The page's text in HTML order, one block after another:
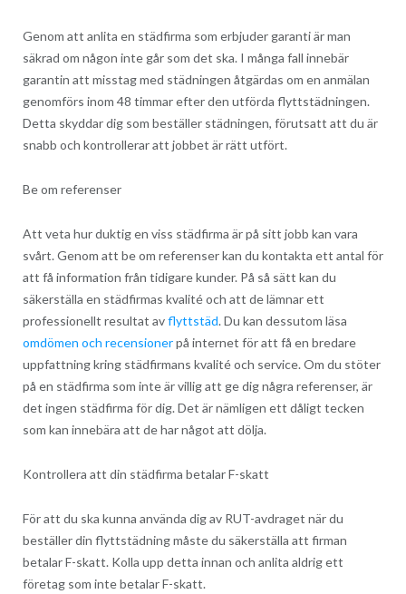
Genom att anlita en städfirma som erbjuder garanti är man
säkrad om någon inte går som det ska. I många fall innebär
garantin att misstag med städningen åtgärdas om en anmälan
genomförs inom 48 timmar efter den utförda flyttstädningen.
Detta skyddar dig som beställer städningen, förutsatt att du är
snabb och kontrollerar att jobbet är rätt utfört.
Be om referenser
Att veta hur duktig en viss städfirma är på sitt jobb kan vara
svårt. Genom att be om referenser kan du kontakta ett antal för
att få information från tidigare kunder. På så sätt kan du
säkerställa en städfirmas kvalité och att de lämnar ett
professionellt resultat avflyttstäd. Du kan dessutom läsa
omdömen och recensionerpå internet för att få en bredare
uppfattning kring städfirmans kvalité och service. Om du stöter
på en städfirma som inte är villig att ge dig några referenser, är
det ingen städfirma för dig. Det är nämligen ett dåligt tecken
som kan innebära att de har något att dölja.
Kontrollera att din städfirma betalar F-skatt
För att du ska kunna använda dig av RUT-avdraget när du
beställer din flyttstädning måste du säkerställa att firman
betalar F-skatt. Kolla upp detta innan och anlita aldrig ett
företag som inte betalar F-skatt.